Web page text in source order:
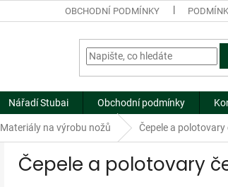
OBCHODNÍ PODMÍNKY
Nářadí Stubai Obchodní podmínky
Materiály na výrobu nožů Čepele a polotovary
Čepele a polotovary